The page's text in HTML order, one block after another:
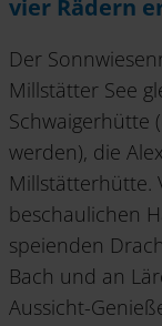
vier Rädern
Der
Millstätter See
Schwaigerhütte
werden), die
Millstätterhütte.
beschaulichen
speienden
Bach und an
Aussicht-